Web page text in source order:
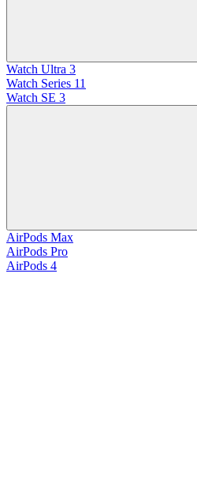
Watch Ultra 3
Watch Series 11
Watch SE 3
AirPods Max
AirPods Pro
AirPods 4